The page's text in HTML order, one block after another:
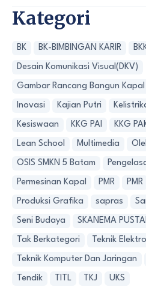
Kategori
BK BK-BIMBINGAN KARIR
Desain Komunikasi Visual(DKV)
Gambar Rancang Bangun Kapal
Inovasi Kajian Putri
Kesiswaan KKG PAI KKG
Lean School Multimedia
OSIS SMKN 5 Batam
Permesinan Kapal PMR PMR
Produksi Grafika sapras
Seni Budaya SKANEMA
Tak Berkategori Teknik
Teknik Komputer Dan Jaringan
Tendik TITL TKJ UKS